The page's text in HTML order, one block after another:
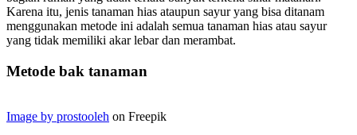
Karena itu, jenis tanaman hias ataupun sayur yang bisa ditanam
menggunakan metode ini adalah semua tanaman hias atau sayur
yang tidak memiliki akar lebar dan merambat.
Metode bak tanaman
Image by prostooleh on Freepik